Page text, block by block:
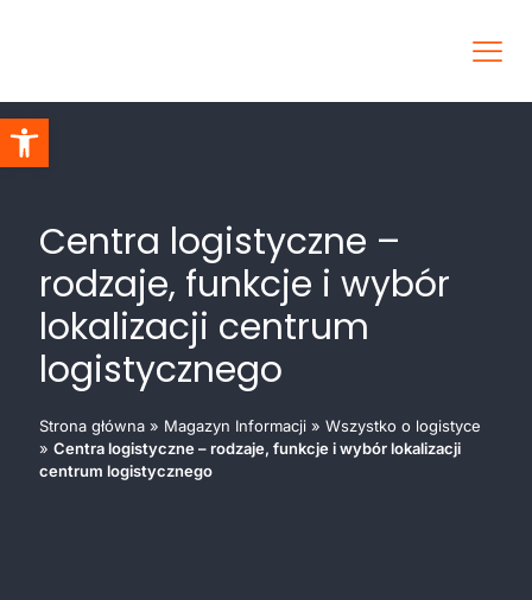
Otwórz pasek narzędzi
Centra logistyczne –
rodzaje, funkcje i wybór
lokalizacji centrum
logistycznego
Strona główna » Magazyn Informacji » Wszystko o logistyce
» Centra logistyczne – rodzaje, funkcje i wybór lokalizacji
centrum logistycznego